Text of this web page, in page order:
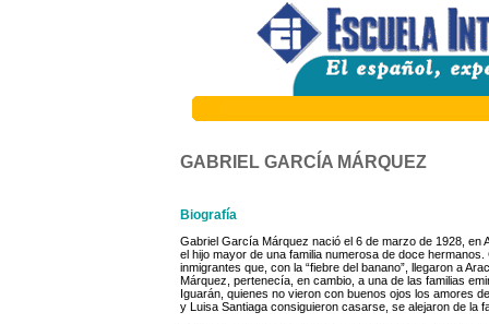
GABRIEL GARCÍA MÁRQUEZ
Biografía
Gabriel García Márquez nació el 6 de marzo de 1928, en
el hijo mayor de una familia numerosa de doce
inmigrantes que, con la “fiebre del banano”, llegaron a
Márquez, pertenecía, en cambio, a una de las familias
Iguarán, quienes no vieron con buenos ojos los amores
y Luisa Santiaga consiguieron casarse, se alejaron de la